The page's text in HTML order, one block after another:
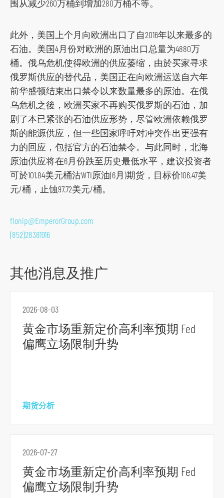
围从减少260万桶到增加280万桶不等。
此外，美国上个月向欧洲出口了自2016年以来最多的
石油。美国4月份对欧洲的原油出口总量为4880万
桶。俄乌危机使得欧洲的供应萎缩，由於买家寻求
俄罗斯供应的替代品，美国正在向欧洲运送自六年
前华盛顿结束出口禁令以来数量最多的原油。在俄
乌危机之後，欧洲买家不再购买俄罗斯的石油，加
剧了本已紧张的石油供应形势，尽管欧洲依赖俄罗
斯的能源供应，但一些国家呼吁对冲突作出更强有
力的回应，包括官方的石油禁令。与此同时，北海
原油供应将在6月份跌至历史最低水平，建议投资者
可於101.84美元桶沽WTI原油(6月)期货，目标价106.47美
元/桶，止蚀97.72美元/桶。
fionip@EmperorGroup.com
(852)28381916
其他消息及推广
2026-08-03
黄金市场重新定价高利率预期 Fed
偏鹰立场限制升势
期货分析
2026-07-27
黄金市场重新定价高利率预期 Fed
偏鹰立场限制升势